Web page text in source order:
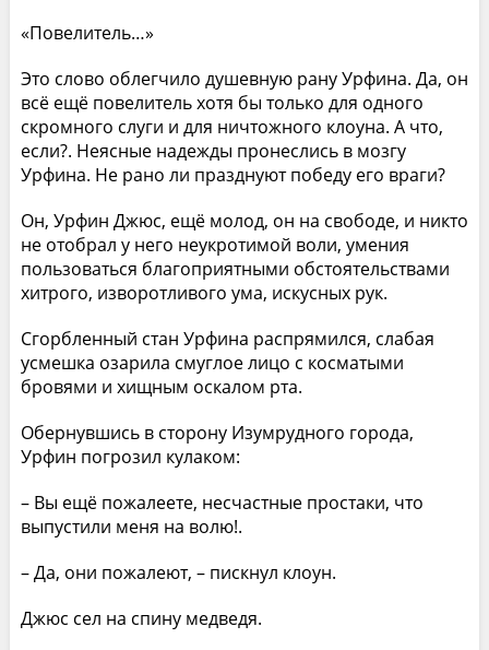
«Повелитель…»
Это слово облегчило душевную рану Урфина. Да, он
всё ещё повелитель хотя бы только для одного
скромного слуги и для ничтожного клоуна. А что,
если?. Неясные надежды пронеслись в мозгу
Урфина. Не рано ли празднуют победу его враги?
Он, Урфин Джюс, ещё молод, он на свободе, и никто
не отобрал у него неукротимой воли, умения
пользоваться благоприятными обстоятельствами
хитрого, изворотливого ума, искусных рук.
Сгорбленный стан Урфина распрямился, слабая
усмешка озарила смуглое лицо с косматыми
бровями и хищным оскалом рта.
Обернувшись в сторону Изумрудного города,
Урфин погрозил кулаком:
– Вы ещё пожалеете, несчастные простаки, что
выпустили меня на волю!.
– Да, они пожалеют, – пискнул клоун.
Джюс сел на спину медведя.